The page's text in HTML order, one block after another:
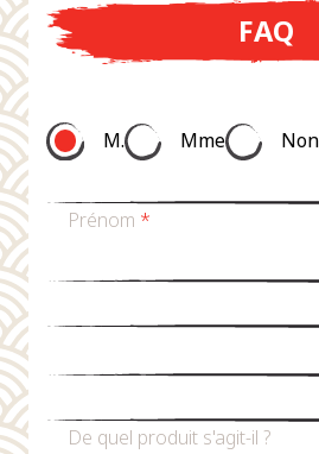
FAQ
M. Mme
Prénom *
De quel produit s'agit-il ?